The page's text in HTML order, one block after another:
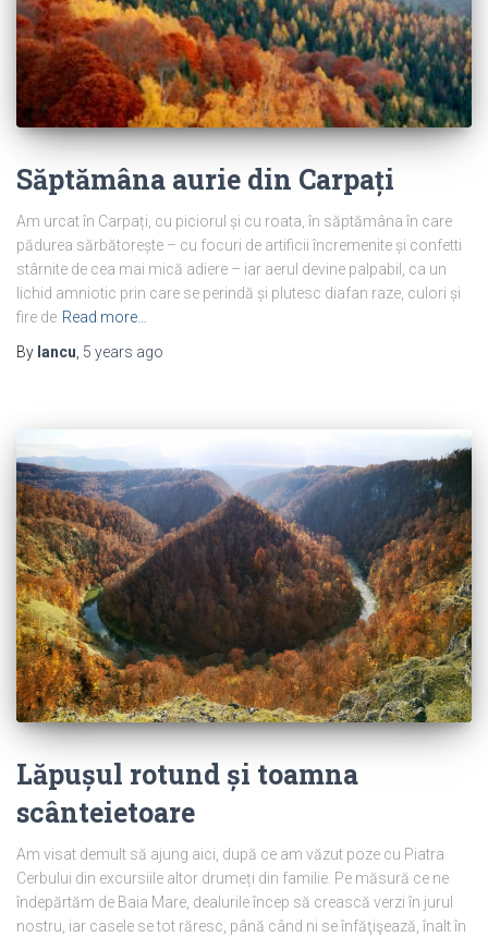
Săptămâna aurie din Carpați
Am urcat în Carpați, cu piciorul și cu roata, în săptămâna în care
pădurea sărbătorește – cu focuri de artificii încremenite și confetti
stârnite de cea mai mică adiere – iar aerul devine palpabil, ca un
lichid amniotic prin care se perindă și plutesc diafan raze, culori și
fire de Read more…
By Iancu 5 years ago
Lăpușul rotund și toamna
scânteietoare
Am visat demult să ajung aici, după ce am văzut poze cu Piatra
Cerbului din excursiile altor drumeți din familie. Pe măsură ce ne
îndepărtăm de Baia Mare, dealurile încep să crească verzi în jurul
nostru, iar casele se tot răresc, până când ni se înfăţişează, înalt în